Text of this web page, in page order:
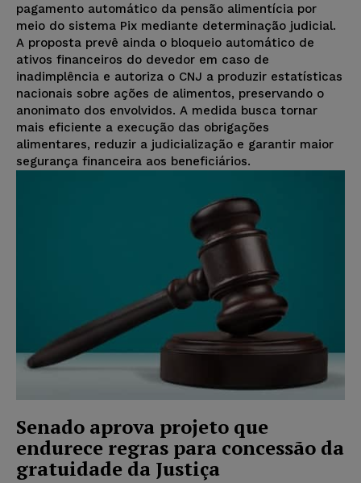
pagamento automático da pensão alimentícia por
meio do sistema Pix mediante determinação judicial.
A proposta prevê ainda o bloqueio automático de
ativos financeiros do devedor em caso de
inadimplência e autoriza o CNJ a produzir estatísticas
nacionais sobre ações de alimentos, preservando o
anonimato dos envolvidos. A medida busca tornar
mais eficiente a execução das obrigações
alimentares, reduzir a judicialização e garantir maior
segurança financeira aos beneficiários.
Senado aprova projeto que
endurece regras para concessão da
gratuidade da Justiça